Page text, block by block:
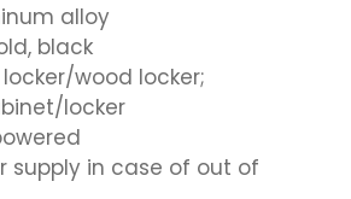
alloy
black
wood locker;
locker
supply in case of out of